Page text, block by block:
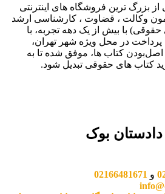
بزرگ ترین فروشگاه های اینترنتی
وکالت ، قضاوت ، کارشناسی ارشد
با بیش از یک دهه تجربه، با
پرداخت در محل ویژه شهر تهران،
کتاب ها، موفق شده تا به
کتاب های حقوقی تبدیل شود.
دادستان بوک
و 02166481671